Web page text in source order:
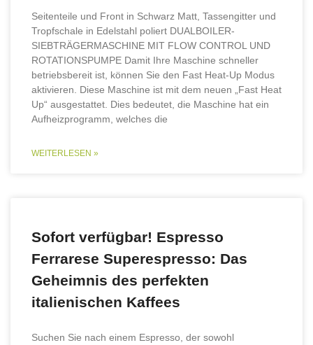
Seitenteile und Front in Schwarz Matt, Tassengitter und
Tropfschale in Edelstahl poliert DUALBOILER-
SIEBTRÄGERMASCHINE MIT FLOW CONTROL UND
ROTATIONSPUMPE Damit Ihre Maschine schneller
betriebsbereit ist, können Sie den Fast Heat-Up Modus
aktivieren. Diese Maschine ist mit dem neuen „Fast Heat
Up“ ausgestattet. Dies bedeutet, die Maschine hat ein
Aufheizprogramm, welches die
WEITERLESEN »
Sofort verfügbar! Espresso
Ferrarese Superespresso: Das
Geheimnis des perfekten
italienischen Kaffees
Suchen Sie nach einem Espresso, der sowohl